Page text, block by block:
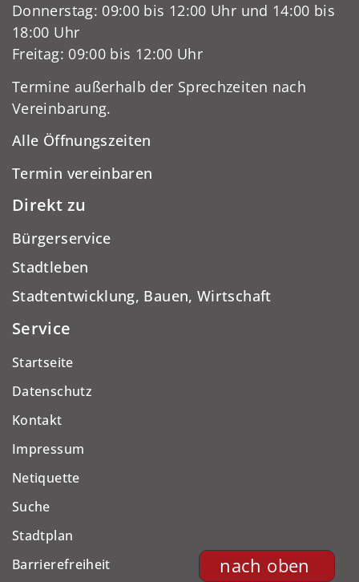
nach oben
Donnerstag: 09:00 bis 12:00 Uhr und 14:00 bis
18:00 Uhr
Freitag: 09:00 bis 12:00 Uhr
Termine außerhalb der Sprechzeiten nach
Vereinbarung.
Alle Öffnungszeiten
Termin vereinbaren
Direkt zu
Bürgerservice
Stadtleben
Stadtentwicklung, Bauen, Wirtschaft
Service
Startseite
Datenschutz
Kontakt
Impressum
Netiquette
Suche
Stadtplan
Barrierefreiheit